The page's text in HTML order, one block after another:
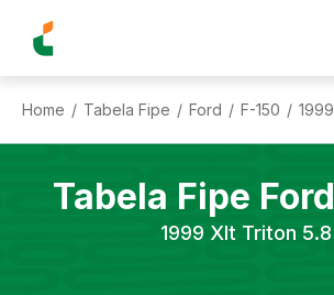
Home / Tabela Fipe / Ford / F-150 / 1999
Tabela Fipe Ford
1999 Xlt Triton 5.8